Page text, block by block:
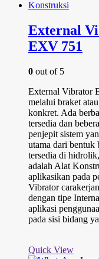
External
EXV 751
0 out of 5
External Vibrator
melalui braket
konkret. Ada
tersedia dan
penjepit sistem
utama dari bentuk
tersedia di
adalah Alat
aplikasikan pada
Vibrator
dengan tipe
aplikasi
pada sisi bidang
Quick View